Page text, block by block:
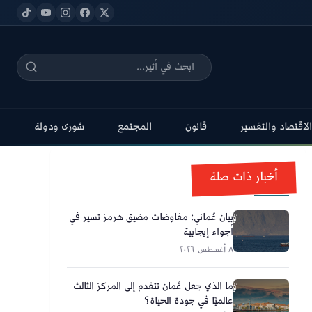
الاقتصاد والتفسير قانون المجتمع شورى ودولة
أخبار ذات صلة
بيان عُماني: مفاوضات مضيق هرمز تسير في
أجواء إيجابية
٨ أغسطس ٢٠٢٦
ما الذي جعل عُمان تتقدم إلى المركز الثالث
عالميًا في جودة الحياة؟